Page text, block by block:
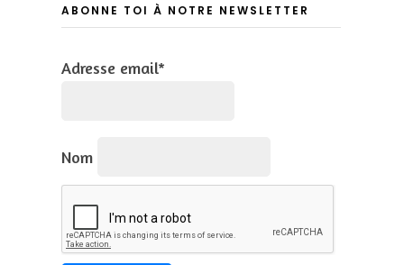
ABONNE TOI À NOTRE NEWSLETTER
Adresse email*
Nom